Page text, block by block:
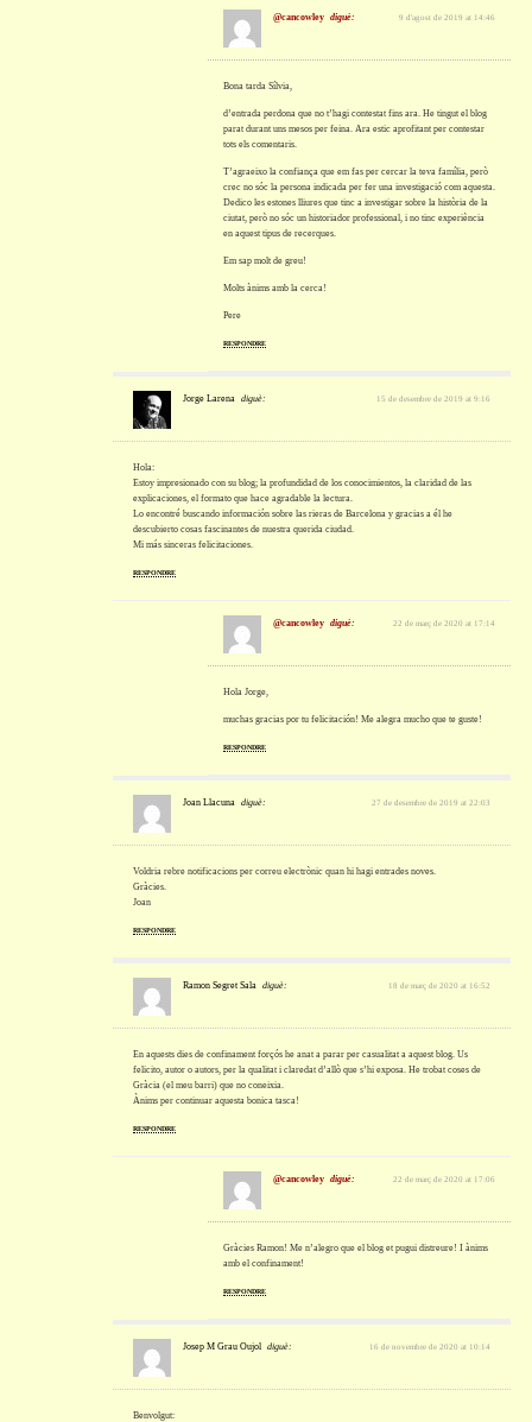
@cancowley diguè: 9 d'agost de 2019 at 14:46
Bona tarda Sílvia,
d’entrada perdona que no t’hagi contestat fins ara. He tingut el blog
parat durant uns mesos per feina. Ara estic aprofitant per contestar
tots els comentaris.
T’agraeixo la confiança que em fas per cercar la teva família, però
crec no sóc la persona indicada per fer una investigació com aquesta.
Dedico les estones lliures que tinc a investigar sobre la història de la
ciutat, però no sóc un historiador professional, i no tinc experiència
en aquest tipus de recerques.
Em sap molt de greu!
Molts ànims amb la cerca!
Pere
RESPONDRE
Jorge Larena diguè: 15 de desembre de 2019 at 9:16
Hola:
Estoy impresionado con su blog; la profundidad de los conocimientos, la claridad de las
explicaciones, el formato que hace agradable la lectura.
Lo encontré buscando información sobre las rieras de Barcelona y gracias a él he
descubierto cosas fascinantes de nuestra querida ciudad.
Mi más sinceras felicitaciones.
RESPONDRE
@cancowley diguè: 22 de març de 2020 at 17:14
Hola Jorge,
muchas gracias por tu felicitación! Me alegra mucho que te guste!
RESPONDRE
Joan Llacuna diguè: 27 de desembre de 2019 at 22:03
Voldria rebre notificacions per correu electrònic quan hi hagi entrades noves.
Gràcies.
Joan
RESPONDRE
Ramon Segret Sala diguè: 18 de març de 2020 at 16:52
En aquests dies de confinament forçós he anat a parar per casualitat a aquest blog. Us
felicito, autor o autors, per la qualitat i claredat d’allò que s’hi exposa. He trobat coses de
Gràcia (el meu barri) que no coneixia.
Ànims per continuar aquesta bonica tasca!
RESPONDRE
@cancowley diguè: 22 de març de 2020 at 17:06
Gràcies Ramon! Me n’alegro que el blog et pugui distreure! I ànims
amb el confinament!
RESPONDRE
Josep M Grau Oujol diguè: 16 de novembre de 2020 at 10:14
Benvolgut: